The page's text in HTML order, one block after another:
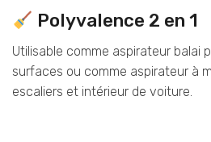
Polyvalence 2 en 1
Utilisable comme aspirateur balai
surfaces ou comme aspirateur à
escaliers et intérieur de voiture.